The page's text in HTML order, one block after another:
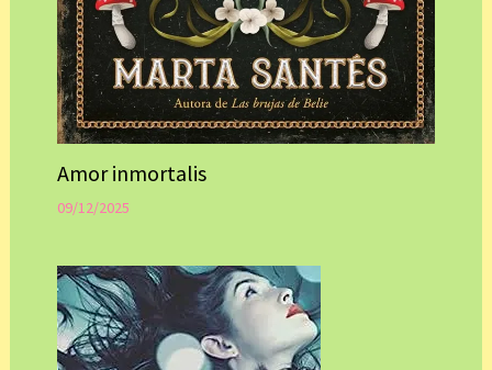
Amor inmortalis
09/12/2025